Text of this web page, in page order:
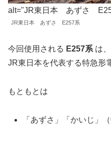
alt="JR東日本 あずさ
JR東日本 あずさ E257系
今回使用される E257系 は、
JR東日本を代表する特急形
もともとは
「あずさ」「かいじ」